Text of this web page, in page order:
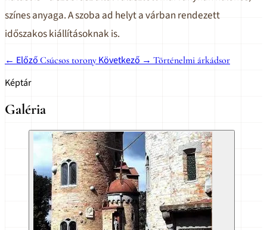
színes anyaga. A szoba ad helyt a várban rendezett
időszakos kiállításoknak is.
← Előző Csúcsos torony Következő → Történelmi árkádsor
Képtár
Galéria